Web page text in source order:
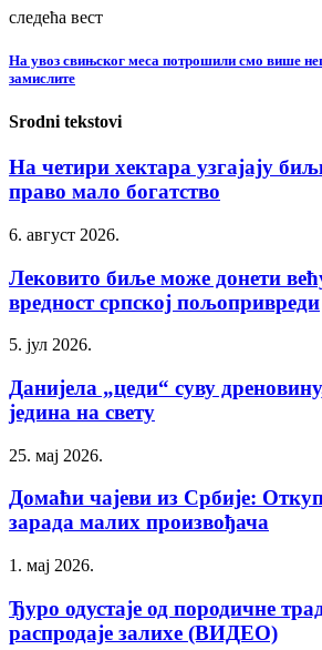
следећа вест
На увоз свињског меса потрошили смо више
замислите
Srodni tekstovi
На четири хектара узгајају
право мало богатство
6. август 2026.
Лековито биље може донети
вредност српској пољопривреди
5. јул 2026.
Данијела „цеди“ суву
једина на свету
25. мај 2026.
Домаћи чајеви из Србије:
зарада малих произвођача
1. мај 2026.
Ђуро одустаје од породичне
распродаје залихе (ВИДЕО)